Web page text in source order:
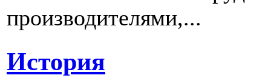
производителями,...
История